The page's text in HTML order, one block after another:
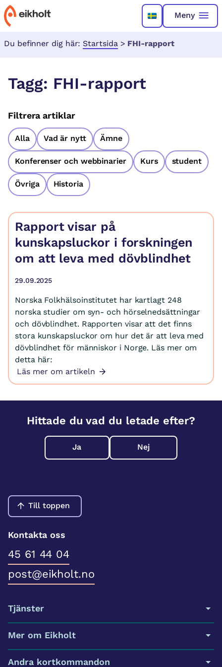
Meny
Du befinner dig här: Startsida > FHI-rapport
Tagg: FHI-rapport
Filtrera artiklar
Alla Vad är nytt Ämne
Konferenser och webbinarier Kurs student
Övriga Historia
Rapport visar på
kunskapsluckor i forskningen
om att leva med dövblindhet
29.09.2025
Norska Folkhälsoinstitutet har kartlagt 248
norska studier om syn- och hörselnedsättningar
och dövblindhet. Rapporten visar att det finns
stora kunskapsluckor om hur det är att leva med
dövblindhet för människor i Norge. Läs mer om
detta här:
Läs mer om artikeln
Hittade du vad du letade efter?
Ja Nej
Till toppen
Kontakta oss
45 61 44 04
post@eikholt.no
Tjänster
Mer om Eikholt
Andra kortkommandon